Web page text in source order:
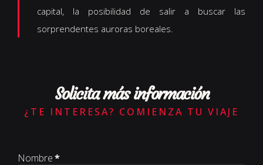
capital, la posibilidad de salir a buscar las
sorprendentes auroras boreales.
Solicita más información
¿TE INTERESA? COMIENZA TU VIAJE
Nombre*